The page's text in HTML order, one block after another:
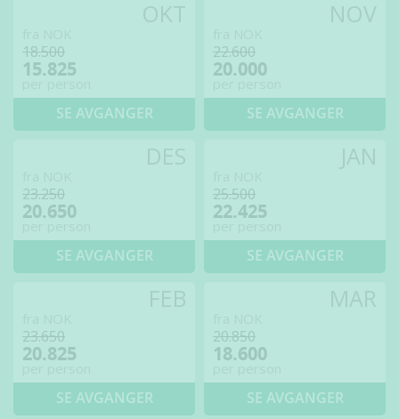
18.500
15.825
SE AVGANGER
22.600
20.000
SE AVGANGER
23.250
20.650
SE AVGANGER
25.500
22.425
SE AVGANGER
23.650
20.825
SE AVGANGER
20.850
18.600
SE AVGANGER